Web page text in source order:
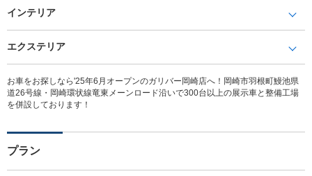
インテリア
エクステリア
お車をお探しなら'25年6月オープンのガリバー岡崎店へ！岡崎市羽根町鰻池県
道26号線・岡崎環状線竜東メーンロード沿いで300台以上の展示車と整備工場
を併設しております！
プラン